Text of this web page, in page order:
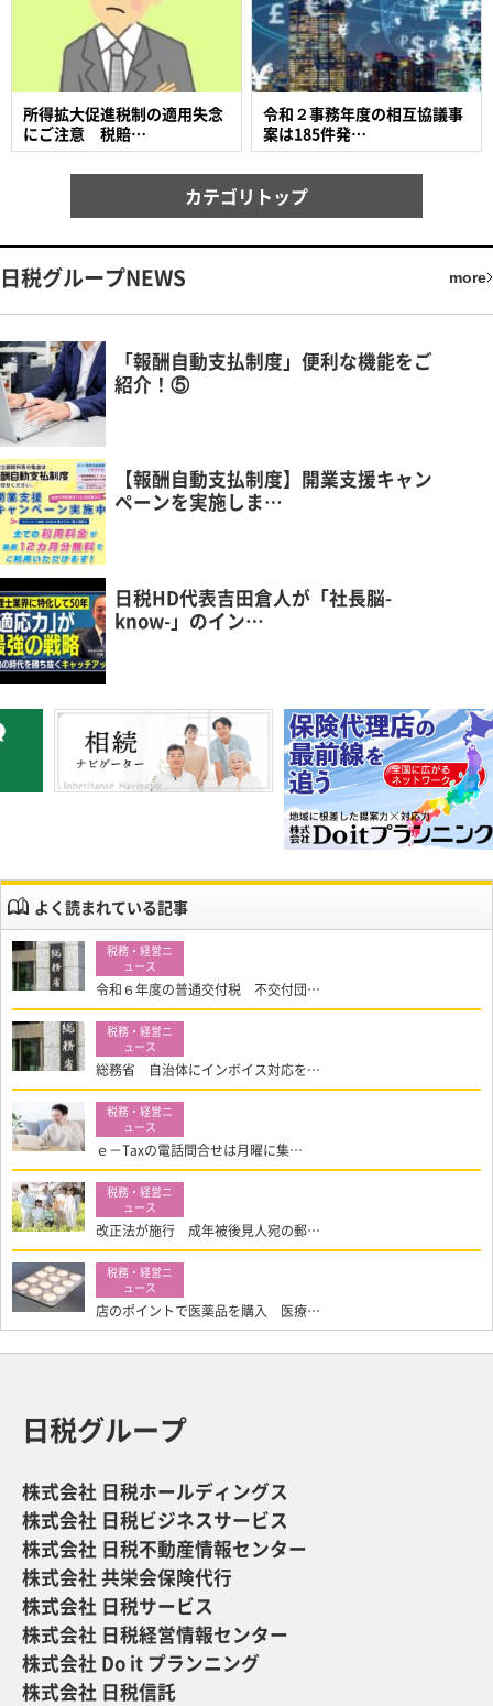
令和２事務年度の相互協議事
案は185件発…
所得拡大促進税制の適用失念
にご注意 税賠…
カテゴリトップ
日税グループNEWS more
「報酬自動支払制度」便利な機能をご
紹介！⑤
【報酬自動支払制度】開業支援キャン
ペーンを実施しま…
日税HD代表吉田倉人が「社長脳-
know-」のイン…
よく読まれている記事
令和６年度の普通交付税 不交付団…
総務省 自治体にインボイス対応を…
ｅ－Taxの電話問合せは月曜に集…
改正法が施行 成年被後見人宛の郵…
店のポイントで医薬品を購入 医療…
日税グループ
株式会社 日税ホールディングス
株式会社 日税ビジネスサービス
株式会社 日税不動産情報センター
株式会社 共栄会保険代行
株式会社 日税サービス
株式会社 日税経営情報センター
株式会社 Do it プランニング
株式会社 日税信託